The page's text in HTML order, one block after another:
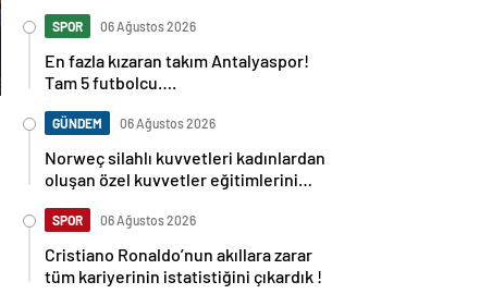
SPOR 06 Ağustos 2026
En fazla kızaran takım Antalyaspor!
Tam 5 futbolcu….
GÜNDEM 06 Ağustos 2026
Norweç silahlı kuvvetleri kadınlardan
oluşan özel kuvvetler eğitimlerini
SPOR 06 Ağustos 2026
Cristiano Ronaldo’nun akıllara zarar
tüm kariyerinin istatistiğini çıkardık !